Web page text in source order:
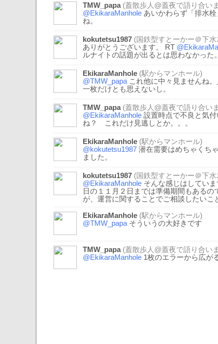
TMW_papa(蓋散歩人@蓋夜で語り合い
@EkikaraManhole あいかわらず「排水
ね。
kokutetsu1987 (国鉄型すとーかー＠下
ありがとうございます。 RT
ルナイトの話題が出るとは思わなかった
EkikaraManhole (駅からマンホール)
@TMW_papa これ他に中々見ませんね
一枚だけとも思えないし。
TMW_papa(蓋散歩人@蓋夜で語り合い
@EkikaraManhole 設置時点で不良と気
ね？ これだけ見逃しとか。。。
EkikaraManhole (駅からマンホール)
@kokutetsu1987 潜在需要はめちゃくち
ました。
kokutetsu1987 (国鉄型すとーかー＠下
@EkikaraManhole そんな感じはしてい
日の１１月２日までは準備期間もある
が、運営に関することでご相談したいこ
EkikaraManhole (駅からマンホール)
@TMW_papa そういうの大好きです
TMW_papa(蓋散歩人@蓋夜で語り合い
@EkikaraManhole 1枚のエラーから広